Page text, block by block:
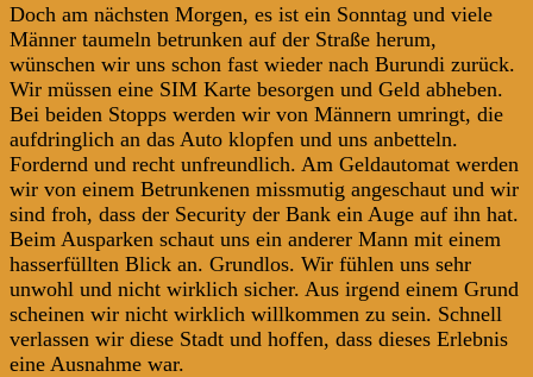
Doch am nächsten Morgen, es ist ein Sonntag und viele
Männer taumeln betrunken auf der Straße herum,
wünschen wir uns schon fast wieder nach Burundi zurück.
Wir müssen eine SIM Karte besorgen und Geld abheben.
Bei beiden Stopps werden wir von Männern umringt, die
aufdringlich an das Auto klopfen und uns anbetteln.
Fordernd und recht unfreundlich. Am Geldautomat werden
wir von einem Betrunkenen missmutig angeschaut und wir
sind froh, dass der Security der Bank ein Auge auf ihn hat.
Beim Ausparken schaut uns ein anderer Mann mit einem
hasserfüllten Blick an. Grundlos. Wir fühlen uns sehr
unwohl und nicht wirklich sicher. Aus irgend einem Grund
scheinen wir nicht wirklich willkommen zu sein. Schnell
verlassen wir diese Stadt und hoffen, dass dieses Erlebnis
eine Ausnahme war.